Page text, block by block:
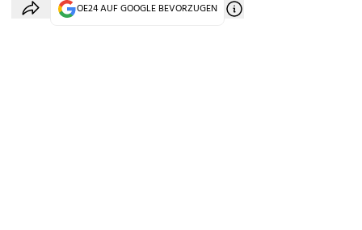
OE24 AUF GOOGLE BEVORZUGEN